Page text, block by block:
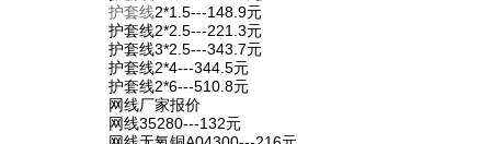
护套线2*1.5---148.9元
护套线2*2.5---221.3元
护套线3*2.5---343.7元
护套线2*4---344.5元
护套线2*6---510.8元
网线厂家报价
网线35280---132元